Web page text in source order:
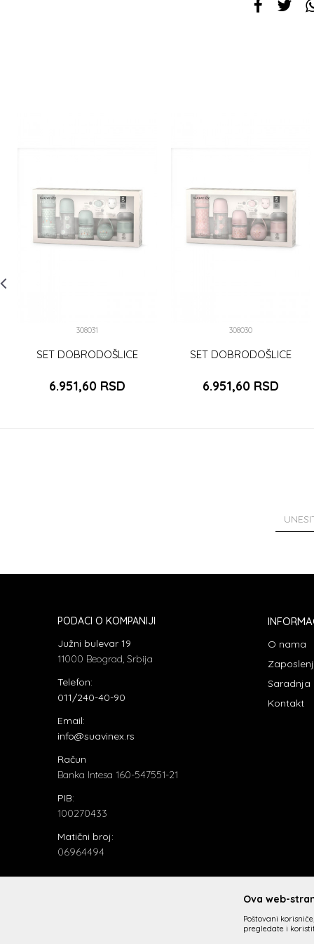
308031
SET DOBRODOŠLICE
6.951,60 RSD
308030
SET DOBRODOŠLICE
6.951,60 RSD
PODACI O KOMPANIJI
Južni bulevar 19
11000 Beograd, Srbija
Telefon:
011/240-40-90
Email:
info@suavinex.rs
Račun
Banka Intesa 160-547551-21
PIB:
100270433
Matični broj:
06964494
O nama
Saradnja
Kontakt
Ova web-
Poštovani
pregledate i